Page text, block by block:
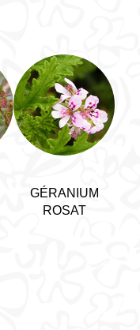
GÉRANIUM
ROSAT